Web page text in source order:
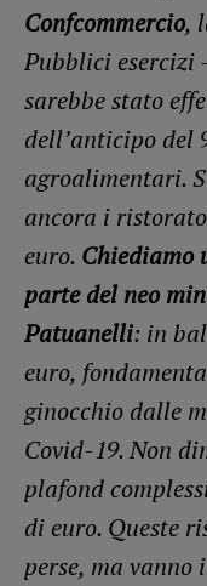
Confcommercio,
Pubblici esercizi
sarebbe stato
dell’anticipo del
agroalimentari.
ancora i
euro. Chiediamo
parte del neo
Patuanelli: in
euro,
ginocchio dalle
Covid-19. Non
plafond
di euro. Queste
perse, ma